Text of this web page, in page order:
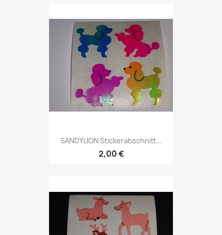
SANDYLION Stickerabschnitt...
2,00 €